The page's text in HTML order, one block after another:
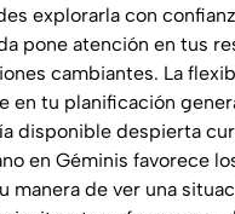
explorarla con
pone atención en tus
cambiantes. La
en tu planificación
disponible despierta
en Géminis favorece
manera de ver una